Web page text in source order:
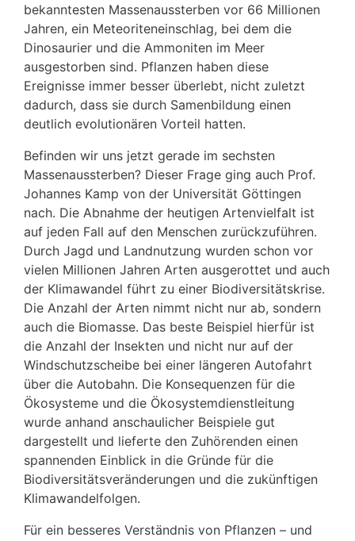
bekanntesten Massenaussterben vor 66 Millionen
Jahren, ein Meteoriteneinschlag, bei dem die
Dinosaurier und die Ammoniten im Meer
ausgestorben sind. Pflanzen haben diese
Ereignisse immer besser überlebt, nicht zuletzt
dadurch, dass sie durch Samenbildung einen
deutlich evolutionären Vorteil hatten.
Befinden wir uns jetzt gerade im sechsten
Massenaussterben? Dieser Frage ging auch Prof.
Johannes Kamp von der Universität Göttingen
nach. Die Abnahme der heutigen Artenvielfalt ist
auf jeden Fall auf den Menschen zurückzuführen.
Durch Jagd und Landnutzung wurden schon vor
vielen Millionen Jahren Arten ausgerottet und auch
der Klimawandel führt zu einer Biodiversitätskrise.
Die Anzahl der Arten nimmt nicht nur ab, sondern
auch die Biomasse. Das beste Beispiel hierfür ist
die Anzahl der Insekten und nicht nur auf der
Windschutzscheibe bei einer längeren Autofahrt
über die Autobahn. Die Konsequenzen für die
Ökosysteme und die Ökosystemdienstleitung
wurde anhand anschaulicher Beispiele gut
dargestellt und lieferte den Zuhörenden einen
spannenden Einblick in die Gründe für die
Biodiversitätsveränderungen und die zukünftigen
Klimawandelfolgen.
Für ein besseres Verständnis von Pflanzen – und